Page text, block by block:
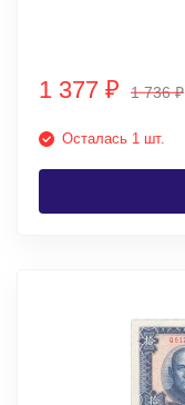
1 377 ₽ 1 736₽
Осталась 1 шт.